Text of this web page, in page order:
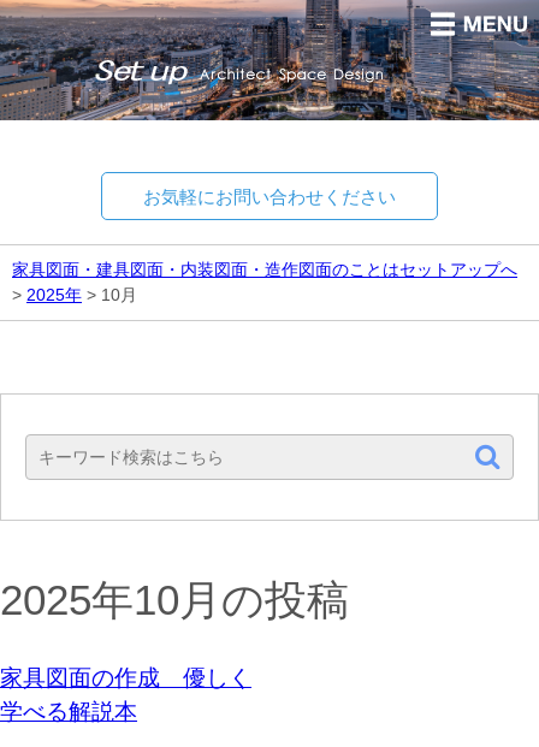
お気軽にお問い合わせください
家具図面・建具図面・内装図面・造作図面のことはセットアップへ
> 2025年 > 10月
2025年10月の投稿
家具図面の作成 優しく
学べる解説本